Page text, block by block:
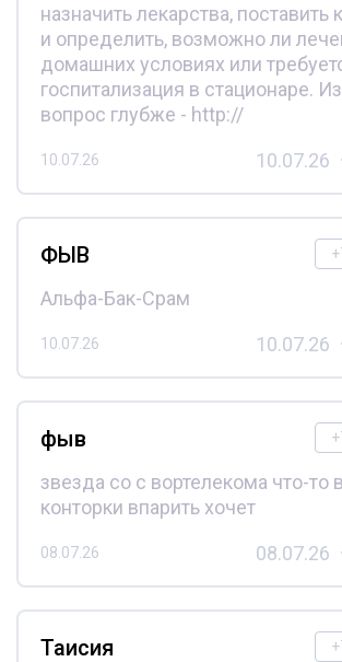
назначить лекарства, поставить
и определить, возможно ли
домашних условиях или
госпитализация в стационаре.
вопрос глубже - http://
10.07.26 10.07.26
ФЫВ
Альфа-Бак-Срам
10.07.26 10.07.26
фыв
звезда со с вортелекома что-то
конторки впарить хочет
08.07.26 08.07.26
Таисия